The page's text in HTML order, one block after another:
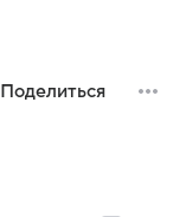
Поделиться